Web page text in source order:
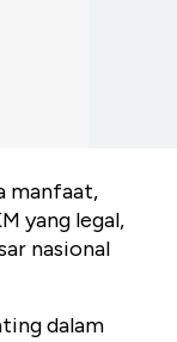
manfaat,
yang legal,
nasional
dalam